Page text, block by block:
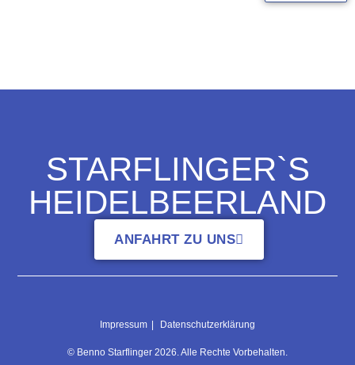
STARFLINGER`S
HEIDELBEERLAND
ANFAHRT ZU UNS
Impressum Datenschutzerklärung
© Benno Starflinger 2026. Alle Rechte Vorbehalten.